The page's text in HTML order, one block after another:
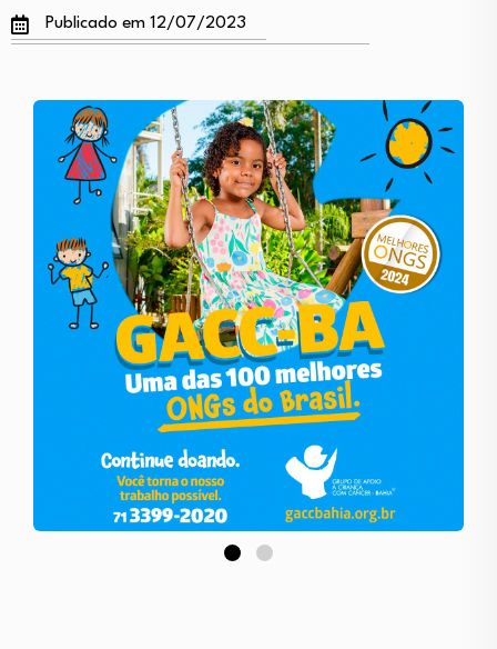
Publicado em 12/07/2023